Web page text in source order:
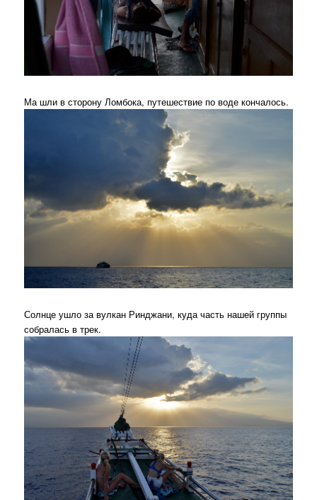
Ма шли в сторону Ломбока, путешествие по воде кончалось.
Солнце ушло за вулкан Ринджани, куда часть нашей группы
собралась в трек.